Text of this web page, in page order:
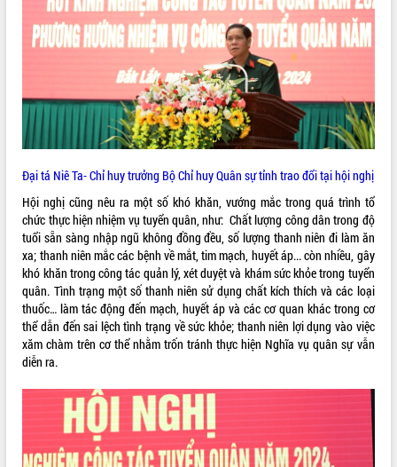
Thường trực HĐND tỉnh Đắk Lắk gặp
mặt Đoàn chuyên gia y tế TP. Hồ Chí
Minh
Lễ truy điệu và an táng hài cốt liệt sĩ
tại Nghĩa trang Liệt sĩ xã Sơn Hòa
Bàn giải pháp tháo gỡ khó khăn trong
xuất khẩu sầu riêng và triển khai quy
định EUDR
trường Nguyễn Hoàng Hiệp khảo sát
vùng trồng và doanh nghiệp đóng gói
sầu riêng tại Đắk Lắk
Trình diễn nghệ thuật chế biến các
món ăn từ sầu riêng
Đắk Lắk công bố Quy hoạch và xúc
tiến đầu tư tỉnh
Ngành cá ngừ Đắk Lắk chủ động thích
ứng để giữ vững thị trường xuất khẩu
Diễn đàn Kinh tế tư nhân Việt Nam đột
Đề án 06 tạo bước ngoặt đột phá trong
cải cách hành chính tỉnh Đắk Lắk
Kết nối tour, đẩy mạnh chuyển đổi số
để phát triển du lịch Đắk Lắk
Tất cả: 66075768
Đại tá Niê Ta- Chỉ huy trưởng Bộ Chỉ huy Quân sự tỉnh trao đổi tại hội nghị
Hội nghị cũng nêu ra một số khó khăn, vướng mắc trong quá trình tổ
chức thực hiện nhiệm vụ tuyển quân, như: Chất lượng công dân trong độ
tuổi sẵn sàng nhập ngũ không đồng đều, số lượng thanh niên đi làm ăn
xa; thanh niên mắc các bệnh về mắt, tim mạch, huyết áp... còn nhiều, gây
khó khăn trong công tác quản lý, xét duyệt và khám sức khỏe trong tuyển
quân. Tình trạng một số thanh niên sử dụng chất kích thích và các loại
thuốc… làm tác động đến mạch, huyết áp và các cơ quan khác trong cơ
thể dẫn đến sai lệch tình trạng về sức khỏe; thanh niên lợi dụng vào việc
xăm chàm trên cơ thể nhằm trốn tránh thực hiện Nghĩa vụ quân sự vẫn
diễn ra.